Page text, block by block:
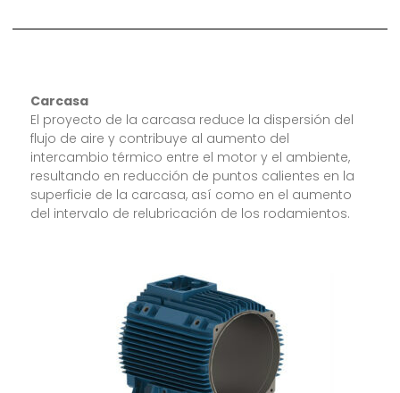
Carcasa
El proyecto de la carcasa reduce la dispersión del
flujo de aire y contribuye al aumento del
intercambio térmico entre el motor y el ambiente,
resultando en reducción de puntos calientes en la
superficie de la carcasa, así como en el aumento
del intervalo de relubricación de los rodamientos.